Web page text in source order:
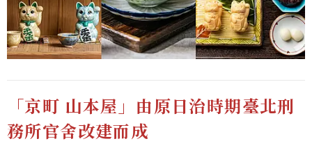
「京町 山本屋」由原日治時期臺北刑
務所官舍改建而成